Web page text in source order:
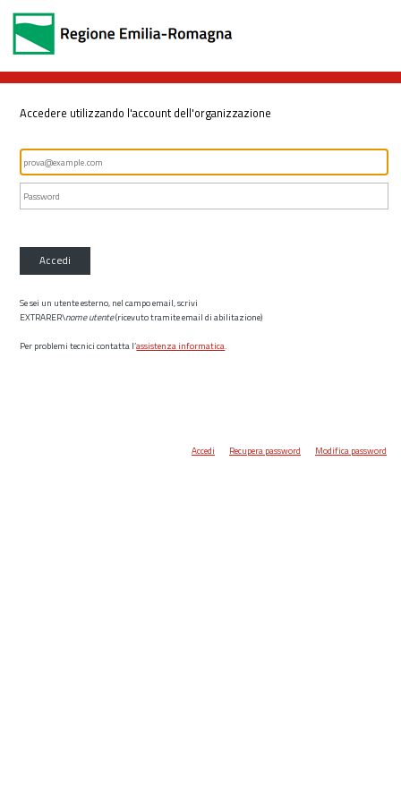
Accedere utilizzando l'account dell'organizzazione
Accedi
Se sei un utente esterno, nel campo email, scrivi
EXTRARER\nome utente(ricevuto tramite email di abilitazione)
Per problemi tecnici contatta l’assistenza informatica.
Accedi Recupera password Modifica password